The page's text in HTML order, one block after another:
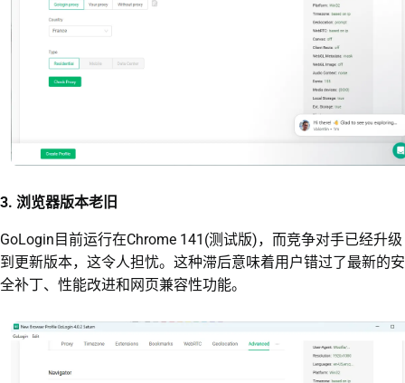
3. 浏览器版本老旧
GoLogin目前运行在Chrome 141(测试版)，而竞争对手已经升级
到更新版本，这令人担忧。这种滞后意味着用户错过了最新的安
全补丁、性能改进和网页兼容性功能。